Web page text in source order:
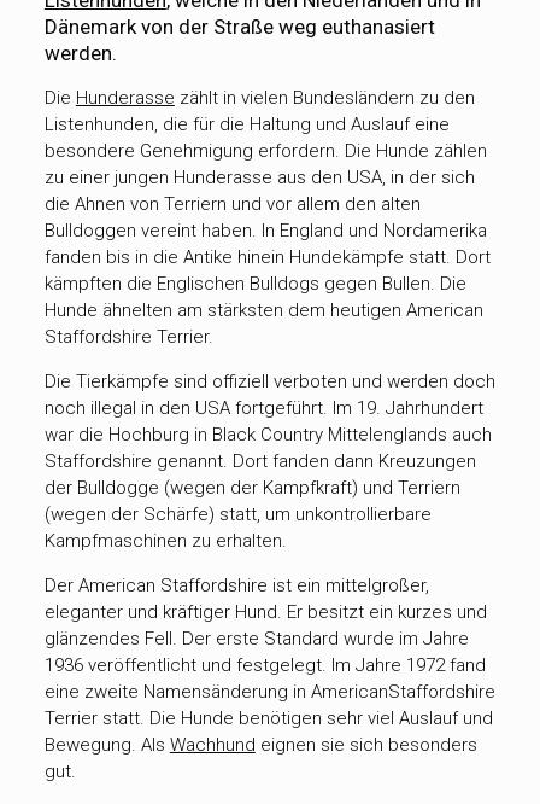
Dänemark von der Straße weg euthanasiert
werden.
Die Hunderasse zählt in vielen Bundesländern zu den
Listenhunden, die für die Haltung und Auslauf eine
besondere Genehmigung erfordern. Die Hunde zählen
zu einer jungen Hunderasse aus den USA, in der sich
die Ahnen von Terriern und vor allem den alten
Bulldoggen vereint haben. In England und Nordamerika
fanden bis in die Antike hinein Hundekämpfe statt. Dort
kämpften die Englischen Bulldogs gegen Bullen. Die
Hunde ähnelten am stärksten dem heutigen American
Staffordshire Terrier.
Die Tierkämpfe sind offiziell verboten und werden doch
noch illegal in den USA fortgeführt. Im 19. Jahrhundert
war die Hochburg in Black Country Mittelenglands auch
Staffordshire genannt. Dort fanden dann Kreuzungen
der Bulldogge (wegen der Kampfkraft) und Terriern
(wegen der Schärfe) statt, um unkontrollierbare
Kampfmaschinen zu erhalten.
Der American Staffordshire ist ein mittelgroßer,
eleganter und kräftiger Hund. Er besitzt ein kurzes und
glänzendes Fell. Der erste Standard wurde im Jahre
1936 veröffentlicht und festgelegt. Im Jahre 1972 fand
eine zweite Namensänderung in AmericanStaffordshire
Terrier statt. Die Hunde benötigen sehr viel Auslauf und
Bewegung. Als Wachhund eignen sie sich besonders
gut.